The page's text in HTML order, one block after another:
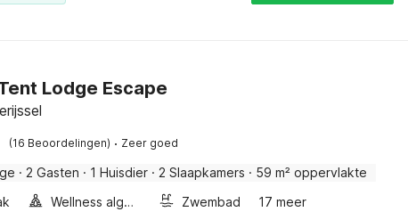
Lodge Escape
(16 Beoordelingen) · Zeer goed
· 2 Gasten · 1 Huisdier · 2 Slaapkamers · 59 m² oppervlakte
Wellness algemeen Zwembad
17 meer